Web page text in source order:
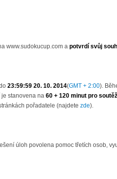
www.sudokucup.com a potvrdí svůj
23:59:59 20. 10. 2014(GMT + 2:00).
stanovena na 60 + 120 minut pro
pořadatele (najdete zde).
úloh povolena pomoc třetích osob,